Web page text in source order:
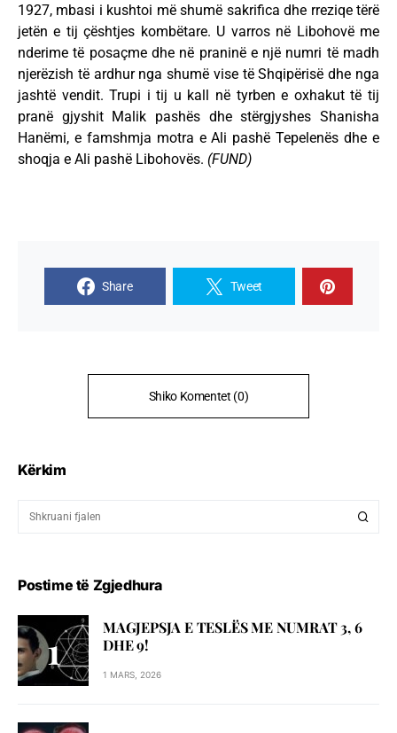
1927, mbasi i kushtoi më shumë sakrifica dhe rreziqe tërë
jetën e tij çështjes kombëtare. U varros në Libohovë me
nderime të posaçme dhe në praninë e një numri të madh
njerëzish të ardhur nga shumë vise të Shqipërisë dhe nga
jashtë vendit. Trupi i tij u kall në tyrben e oxhakut të tij
pranë gjyshit Malik pashës dhe stërgjyshes Shanisha
Hanëmi, e famshmja motra e Ali pashë Tepelenës dhe e
shoqja e Ali pashë Libohovës. (FUND)
Share Tweet
Shiko Komentet (0)
Kërkim
Postime të Zgjedhura
MAGJEPSJA E TESLËS ME NUMRAT 3, 6
DHE 9!
1 MARS, 2026